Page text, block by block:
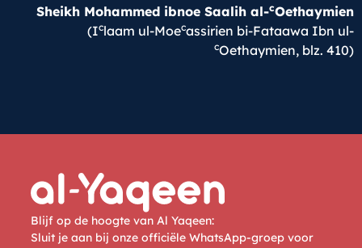
Sheikh Mohammed ibnoe Saalih al-cOethaymien
(Iclaam ul-Moecassirien bi-Fataawa Ibn ul-
cOethaymien, blz. 410)
Blijf op de hoogte van Al Yaqeen:
Sluit je aan bij onze officiële WhatsApp-groep voor